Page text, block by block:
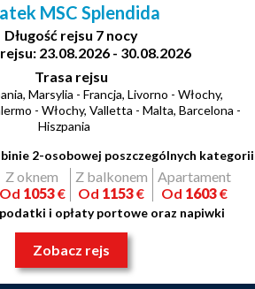
MSC Splendida
Długość rejsu 7 nocy
23.08.2026 - 30.08.2026
Trasa rejsu
Marsylia - Francja, Livorno - Włochy,
- Włochy, Valletta - Malta, Barcelona -
Hiszpania
2-osobowej poszczególnych kategorii
Z oknem
Od 1053€
Z balkonem
Od 1153€
Apartament
Od 1603€
i opłaty portowe oraz napiwki
Zobacz rejs